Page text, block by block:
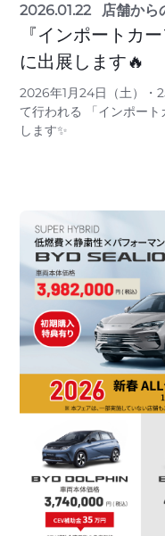
2026.01.22 店舗から
『インポートカ
に出展します🔥
2026年1月24日（土）・
て行われる 「インポー
します✨